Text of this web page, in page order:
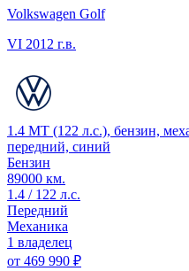
Volkswagen Golf
VI 2012 г.в.
1.4 MT (122 л.с.), бензин,
передний, синий
Бензин
89000 км.
1.4 / 122 л.с.
Передний
Механика
1 владелец
от 469 990 ₽